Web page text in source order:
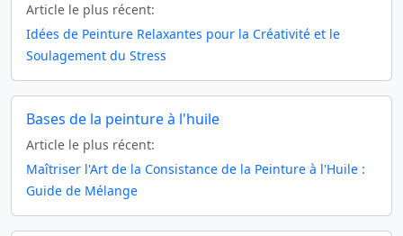
Article le plus récent:
Idées de Peinture Relaxantes pour la Créativité et le
Soulagement du Stress
Bases de la peinture à l'huile
Article le plus récent:
Maîtriser l'Art de la Consistance de la Peinture à l'Huile :
Guide de Mélange